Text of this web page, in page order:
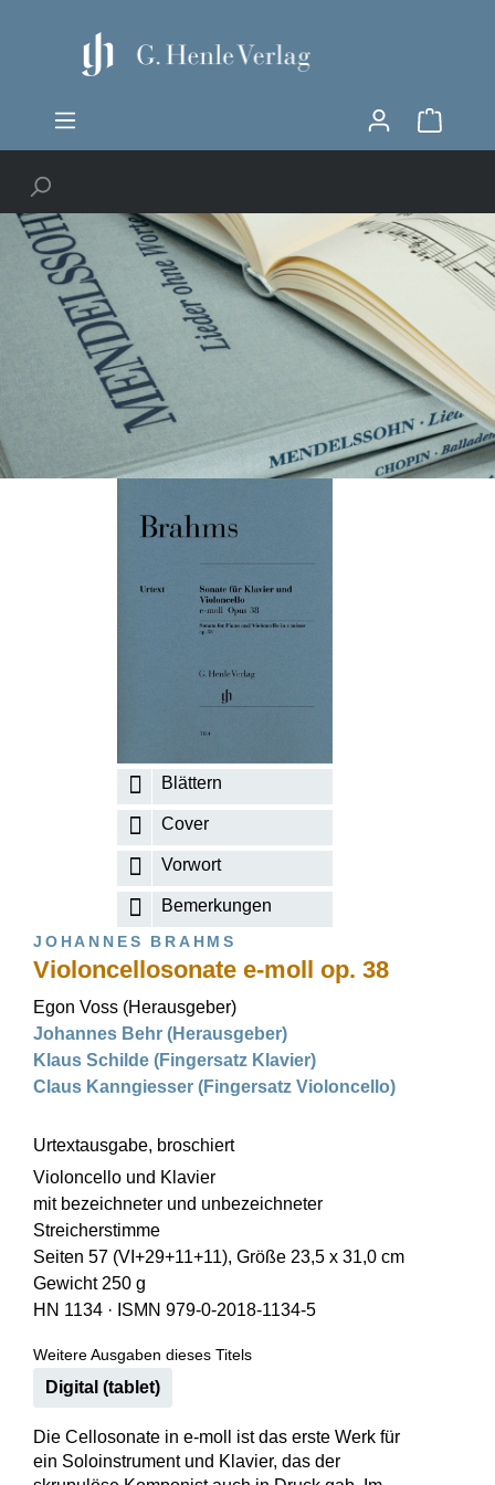
Blättern
Cover
Vorwort
Bemerkungen
JOHANNES BRAHMS
Violoncellosonate e-moll op. 38
Egon Voss (Herausgeber)
Johannes Behr (Herausgeber)
Klaus Schilde (Fingersatz Klavier)
Claus Kanngiesser (Fingersatz Violoncello)
Urtextausgabe, broschiert
Violoncello und Klavier
mit bezeichneter und unbezeichneter
Streicherstimme
Seiten 57 (VI+29+11+11), Größe 23,5 x 31,0 cm
Gewicht 250 g
HN 1134 · ISMN 979-0-2018-1134-5
Weitere Ausgaben dieses Titels
Digital (tablet)
Die Cellosonate in e-moll ist das erste Werk für
ein Soloinstrument und Klavier, das der